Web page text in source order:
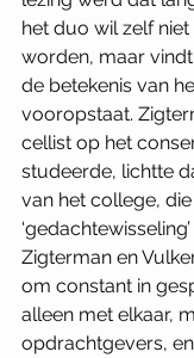
het duo wil zelf
worden, maar
de betekenis van
vooropstaat.
cellist op het
studeerde, lichtte
van het college, die
Zigterman en
om constant in
alleen met elkaar,
opdrachtgevers,